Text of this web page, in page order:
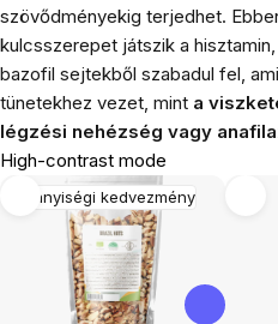
szövődményekig terjedhet.
kulcsszerepet játszik a
bazofil sejtekből szabadul fel,
tünetekhez vezet, mint a
légzési nehézség vagy
High-contrast mode
Mennyiségi kedvezmény